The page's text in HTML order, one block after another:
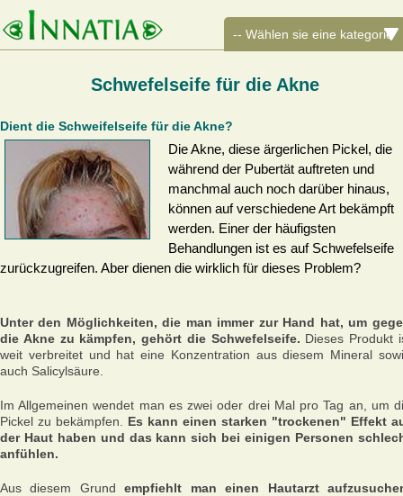
Schwefelseife für die Akne
Dient die Schweifelseife für die Akne?
Die Akne, diese ärgerlichen Pickel, die
während der Pubertät auftreten und
manchmal auch noch darüber hinaus,
können auf verschiedene Art bekämpft
werden. Einer der häufigsten
Behandlungen ist es auf Schwefelseife
zurückzugreifen. Aber dienen die wirklich für dieses Problem?
Unter den Möglichkeiten, die man immer zur Hand hat, um
die Akne zu kämpfen, gehört die Schwefelseife. Dieses Produkt
weit verbreitet und hat eine Konzentration aus diesem Mineral
auch Salicylsäure.
Im Allgemeinen wendet man es zwei oder drei Mal pro Tag an, um
Pickel zu bekämpfen. Es kann einen starken "trockenen" Effekt
der Haut haben und das kann sich bei einigen Personen
anfühlen.
Aus diesem Grundempfiehlt man einen Hautarzt